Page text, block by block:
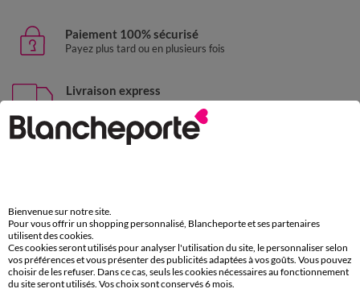
Paiement 100% sécurisé
Payez plus tard ou en plusieurs fois
Livraison express
domicile, relais, consignes automatiques
Retours gratuits
par chat et par téléphone
de 8h00 à 20h00 du lundi au samedi
11€ Offerts
Bienvenue sur notre site.
Pour vous offrir un shopping personnalisé, Blancheporte et ses partenaires
utilisent des cookies.
Ces cookies seront utilisés pour analyser l'utilisation du site, le personnaliser selon
vos préférences et vous présenter des publicités adaptées à vos goûts. Vous pouvez
choisir de les refuser. Dans ce cas, seuls les cookies nécessaires au fonctionnement
du site seront utilisés. Vos choix sont conservés 6 mois.